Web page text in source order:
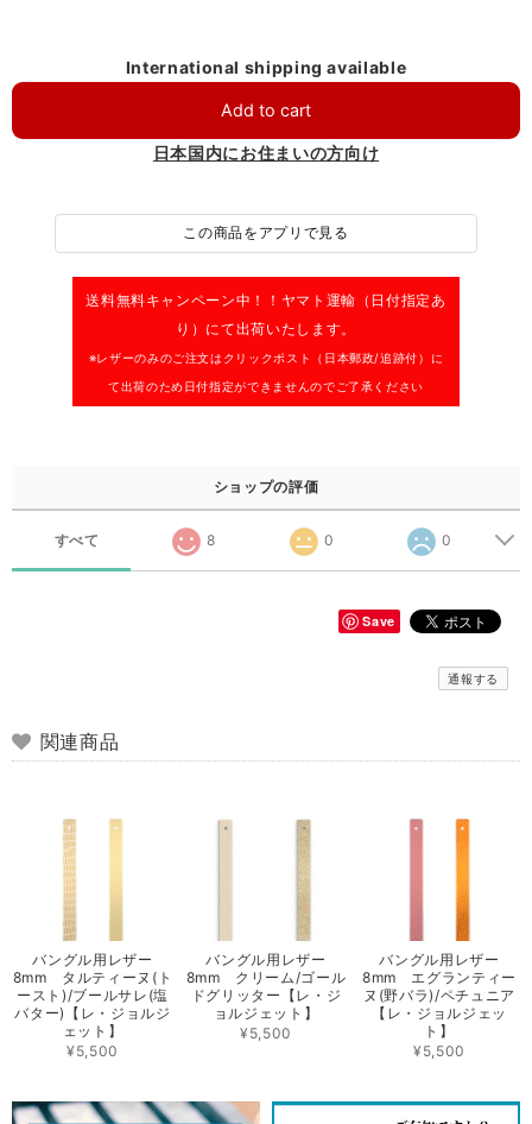
International shipping available
Add to cart
日本国内にお住まいの方向け
この商品をアプリで見る
送料無料キャンペーン中！！ ヤマト運輸（日付指定あ
り）にて出荷いたします。
※レザーのみのご注文はクリックポスト（日本郵政/追跡付）に
て出荷のため日付指定ができませんのでご了承ください
ショップの評価
すべて 8 0 0
Save
通報する
関連商品
バングル用レザー
8mm タルティーヌ(ト
ースト)/ブールサレ(塩
バター)【レ・ジョルジ
ェット】
¥5,500
バングル用レザー
8mm クリーム/ゴール
ドグリッター【レ・ジ
ョルジェット】
¥5,500
バングル用レザー
8mm エグランティー
ヌ(野バラ)/ペチュニア
【レ・ジョルジェッ
ト】
¥5,500